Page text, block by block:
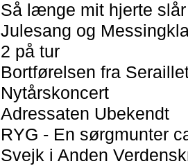
Så længe mit hjerte slår
Julesang og
2 på tur
Bortførelsen fra
Nytårskoncert
Adressaten Ubekendt
RYG - En sørgmunter
Svejk i Anden